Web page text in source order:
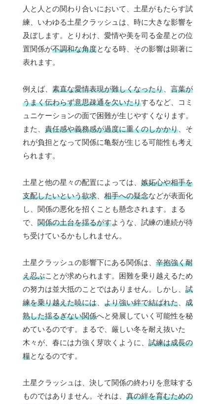
人と人との関わり合いにおいて、土星がもたらす試
練、いわゆる土星クラッシュは、時に大きな影響を
及ぼします。とりわけ、愛情や美を司る金星との位
置関係が不調和な角度となる時、その影響は顕著に
表れます。
例えば、 素直な愛情表現が難しくなったり
言葉が
うまく伝わらず意思疎通を欠いたりするなど、コミ
ュニケーションの面で困難が生じやすくなります。
また、 責任感や義務感が過度に重くのしかかり 、そ
れが負担となって関係に亀裂が生じる可能性も考え
られます。
土星と他の星々の配置によっては、 嫉妬心や相手を
支配したいという欲求
相手への疑念などが表面化
し、関係の悪化を招くことも懸念されます。まる
で、 関係の土台を揺るがすような、試練の連続が待
ち受けているかもしれません。
土星クラッシュの影響下にある関係は、 辛抱強く耐
え忍ぶことが求められます。困難を乗り越えるため
の努力は並大抵のことではありません。しかし、 試
練を乗り越えた暁には
より強い絆で結ばれた
成
熟した揺るぎない関係へと発展していく可能性を秘
めているのです。まるで、厳しい冬を耐え抜いた
木々が、春には力強く芽吹くように、 試練は成長の
糧となるのです。
土星クラッシュは、決して関係の終わりを意味する
ものではありません。それは、 真の絆を育むための